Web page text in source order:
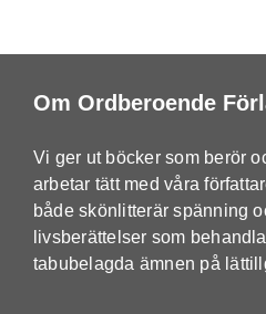
Om Ordberoende
Vi ger ut böcker som berör
arbetar tätt med våra
både skönlitterär spänning
livsberättelser som
tabubelagda ämnen på